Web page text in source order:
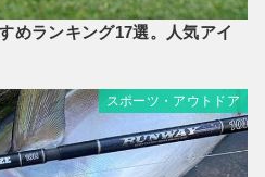
めランキング17選。人気アイ
スポーツ・アウトドア